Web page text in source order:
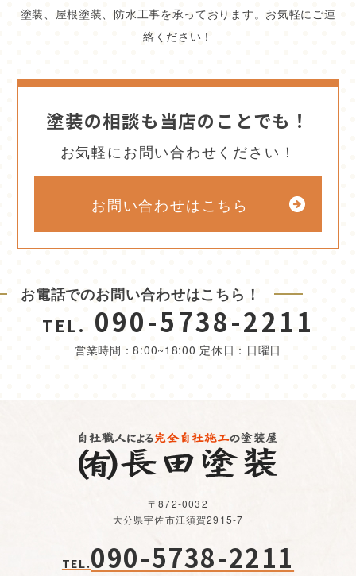
塗装、屋根塗装、防水工事を承っております。お気軽にご連
絡ください！
塗装の相談も当店のことでも！
お気軽にお問い合わせください！
お問い合わせはこちら
お電話でのお問い合わせはこちら！
TEL. 090-5738-2211
営業時間：8:00~18:00 定休日：日曜日
〒872-0032
大分県宇佐市江須賀2915-7
TEL.090-5738-2211